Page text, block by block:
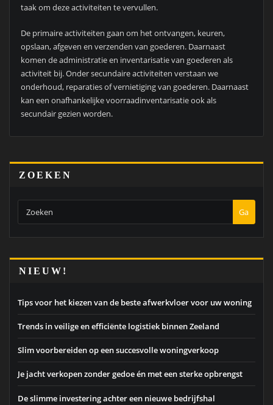
taak om deze activiteiten te vervullen.
De primaire activiteiten gaan om het ontvangen, keuren,
opslaan, afgeven en verzenden van goederen. Daarnaast
komen de administratie en inventarisatie van goederen als
activiteit bij. Onder secundaire activiteiten verstaan we
onderhoud, reparaties of vernietiging van goederen. Daarnaast
kan een onafhankelijke voorraadinventarisatie ook als
secundair gezien worden.
ZOEKEN
Ga
NIEUW!
Tips voor het kiezen van de beste afwerkvloer voor uw woning
Trends in veilige en efficiënte logistiek binnen Zeeland
Slim voorbereiden op een succesvolle woningverkoop
Je jacht verkopen zonder gedoe én met een sterke opbrengst
De slimme investering achter een nieuwe bedrijfshal